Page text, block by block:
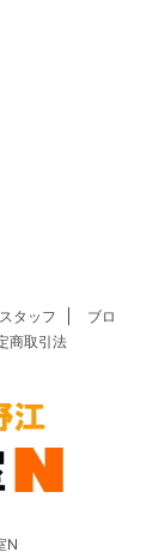
スタッフ
ブロ
商取引法
N